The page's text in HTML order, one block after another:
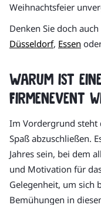
Weihnachtsfeier
Denken Sie doch
Düsseldorf, Essen
Warum ist
Firmenevent
Im Vordergrund steht
Spaß abzuschließen.
Jahres sein, bei dem
und Motivation für
Gelegenheit, um sich
Bemühungen in